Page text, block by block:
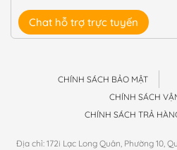
Chat hỗ trợ trực tuyến
CHÍNH SÁCH BẢO MẬT
CHÍNH SÁCH
CHÍNH SÁCH TRẢ
Địa chỉ: 172i Lạc Long Quân, Phường 10,